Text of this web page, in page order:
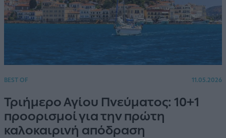
BEST OF 11.05.2026
Τριήμερο Αγίου Πνεύματος: 10+1
προορισμοί για την πρώτη
καλοκαιρινή απόδραση